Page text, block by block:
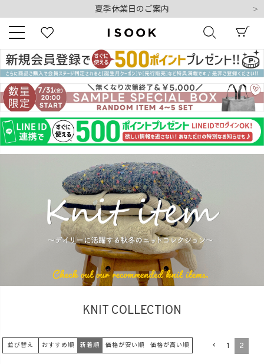
夏季休業日のご案内
10,000円以上ご購入で送料無料
新規会員登録でもれなく500ポイントプレゼント
夏季休業日のご案内
令和8年熊本地震の影響によるお荷物のお届けについて
キーワード
商品番号
販売タイプ
新着 再入荷 SALE
KNIT COLLECTION
並び替え おすすめ順 新着順 価格が安い順 価格が高い順 1 2